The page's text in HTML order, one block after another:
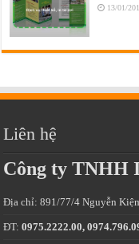
13/01/
Liên hệ
Công ty TNHH
Địa chỉ: 891/77/4 Nguyễn
ĐT:0975.2222.00,